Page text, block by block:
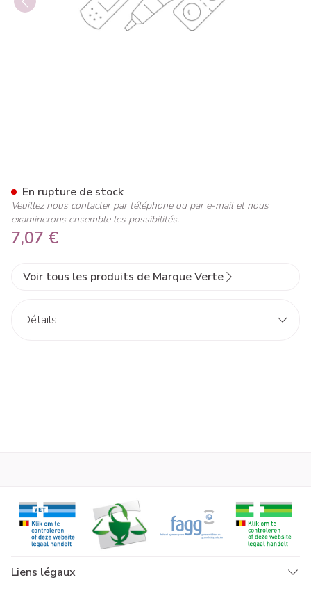
7,07 €
En rupture de stock
Veuillez nous contacter par téléphone ou par e-mail et nous
examinerons ensemble les possibilités.
Voir tous les produits de Marque Verte
Détails
Liens légaux